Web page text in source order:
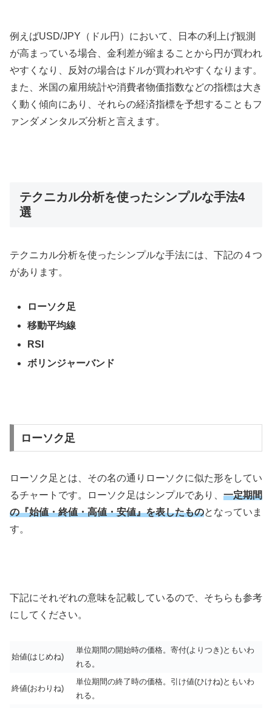
例えばUSD/JPY （ドル円）において、日本の利上げ観測
が高まっている場合、金利差が縮まることから円が買われ
やすくなり、反対の場合はドルが買われやすくなります。
また、米国の雇用統計や消費者物価指数などの指標は大き
く動く傾向にあり、それらの経済指標を予想することもフ
ァンダメンタルズ分析と言えます。
テクニカル分析を使ったシンプルな手法4
選
テクニカル分析を使ったシンプルな手法には、下記の４つ
があります。
ローソク足
移動平均線
RSI
ボリンジャーバンド
ローソク足
ローソク足とは、その名の通りローソクに似た形をしてい
るチャートです。ローソク足はシンプルであり、 一定期間
の『始値・終値・高値・安値』を表したものとなっていま
す。
下記にそれぞれの意味を記載しているので、そちらも参考
にしてください。
始値(はじめね)
単位期間の開始時の価格。寄付(よりつき )ともいわ
れる。
終値(おわりね)
単位期間の終了時の価格。引け値(ひけね)ともいわ
れる。